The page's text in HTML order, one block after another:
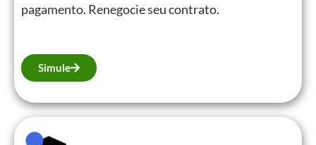
pagamento. Renegocie seu contrato.
Simule